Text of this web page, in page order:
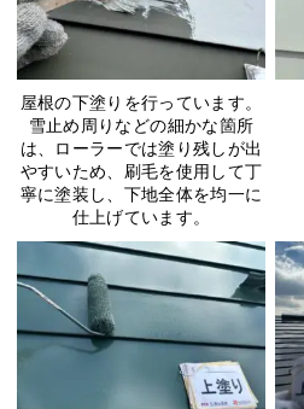
屋根の下塗りを行っています。
雪止め周りなどの細かな箇所
は、ローラーでは塗り残しが出
やすいため、刷毛を使用して丁
寧に塗装し、下地全体を均一に
仕上げています。